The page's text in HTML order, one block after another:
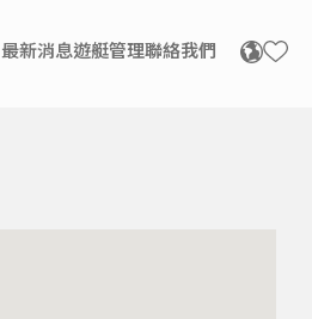
最新消息遊艇管理聯絡我們